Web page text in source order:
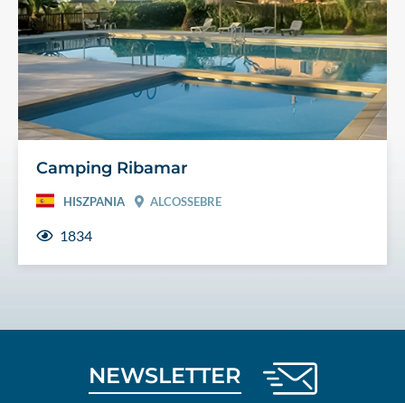
Camping Ribamar
HISZPANIA ALCOSSEBRE
1834
NEWSLETTER